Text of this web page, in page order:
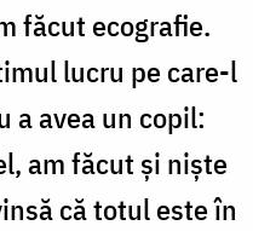
făcut ecografie.
lucru pe care-l
a avea un copil:
am făcut și niște
că totul este în